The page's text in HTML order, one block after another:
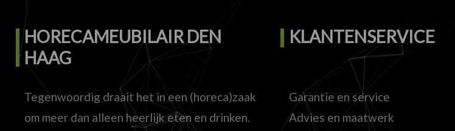
HORECAMEUBILAIR DEN
HAAG
Tegenwoordig draait het in een (horeca)zaak
om meer dan alleen heerlijk eten en drinken.
KLANTENSERVICE
Garantie en service
Advies en maatwerk